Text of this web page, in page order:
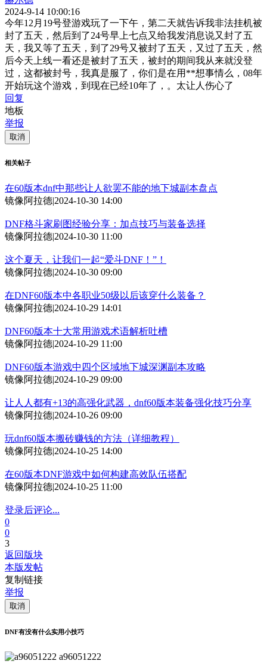
2024-9-14 10:00:16
今年12月19号登游戏玩了一下午，第二天就告诉我非法挂机被
封了五天，然后到了24号早上七点又给我发消息说又封了五
天，我又等了五天，到了29号又被封了五天，又过了五天，然
后今天上线一看还是被封了五天，被封的期间我从来就没登
过，这都被封号，我真是服了，你们是在用**想事情么，08年
开始玩这个游戏，到现在已经10年了，。太让人伤心了
回复
地板
举报
取消
相关帖子
在60版本dnf中那些让人欲罢不能的地下城副本盘点
镜像阿拉德|2024-10-30 14:00
DNF格斗家刷图经验分享：加点技巧与装备选择
镜像阿拉德|2024-10-30 11:00
这个夏天，让我们一起“爱斗DNF！”！
镜像阿拉德|2024-10-30 09:00
在DNF60版本中各职业50级以后该穿什么装备？
镜像阿拉德|2024-10-29 14:01
DNF60版本十大常用游戏术语解析吐槽
镜像阿拉德|2024-10-29 11:00
DNF60版本游戏中四个区域地下城深渊副本攻略
镜像阿拉德|2024-10-29 09:00
让人人都有+13的高强化武器，dnf60版本装备强化技巧分享
镜像阿拉德|2024-10-26 09:00
玩dnf60版本搬砖赚钱的方法（详细教程）
镜像阿拉德|2024-10-25 14:00
在60版本DNF游戏中如何构建高效队伍搭配
镜像阿拉德|2024-10-25 11:00
登录后评论...
0
0
3
返回版块
本版发帖
复制链接
举报
取消
DNF有没有什么实用小技巧
a96051222